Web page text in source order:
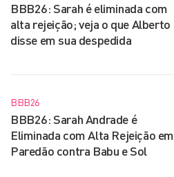
BBB26: Sarah é eliminada com
alta rejeição; veja o que Alberto
disse em sua despedida
BBB26
BBB26: Sarah Andrade é
Eliminada com Alta Rejeição em
Paredão contra Babu e Sol